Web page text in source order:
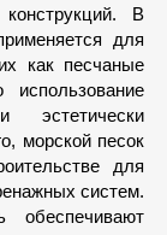
В
для
как песчаные
эстетически
морской песок
для
систем.
обеспечивают